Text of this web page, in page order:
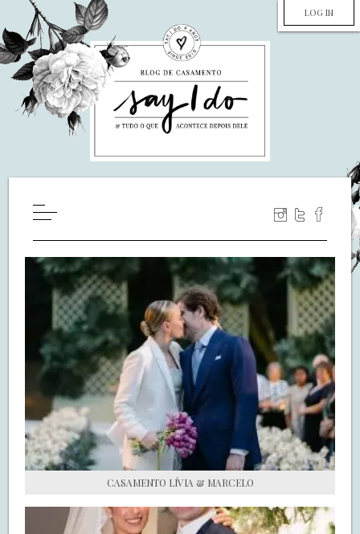
LOG IN
WILL YOU MARRY ME?
LUA DE MEL
COZINHA
DECORAÇÃO
DE NOIVA PRA NOIVA
S.O.S CASADAS
FALE COM O SAY I DO
CASAMENTO LÍVIA & MARCELO